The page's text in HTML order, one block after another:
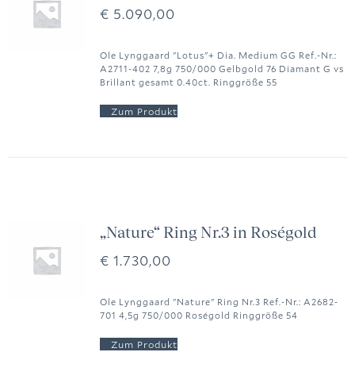
€ 5.090,00
Ole Lynggaard "Lotus"+ Dia. Medium GG Ref.-Nr.:
A2711-402 7,8g 750/000 Gelbgold 76 Diamant G vs
Brillant gesamt 0.40ct. Ringgröße 55
„Nature“ Ring Nr.3 in Roségold
€ 1.730,00
Ole Lynggaard "Nature" Ring Nr.3 Ref.-Nr.: A2682-
701 4,5g 750/000 Roségold Ringgröße 54